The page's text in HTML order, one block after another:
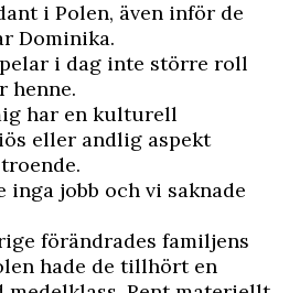
i Polen, även inför de
Dominika.
i dag inte större roll
henne.
har en kulturell
eller andlig aspekt
inga jobb och vi saknade
förändrades familjens
hade de tillhört en